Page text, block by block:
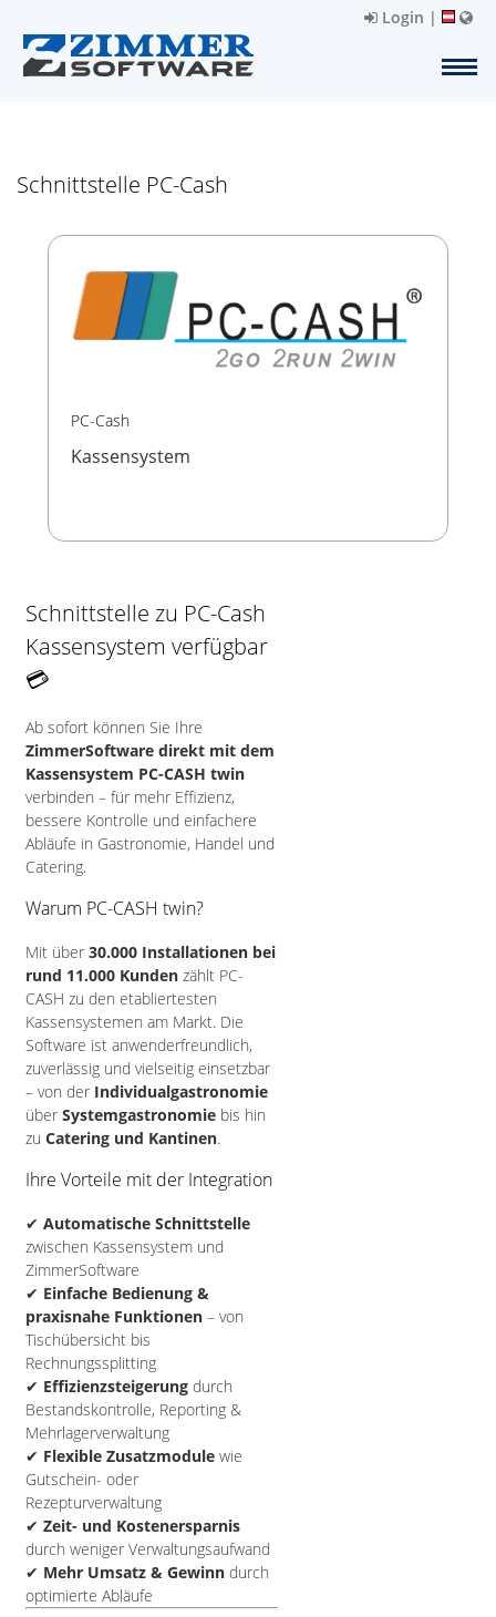
Login |
Schnittstelle PC-Cash
PC-Cash
Kassensystem
Schnittstelle zu PC-Cash
Kassensystem verfügbar
💳
Ab sofort können Sie Ihre
ZimmerSoftware direkt mit dem
Kassensystem PC-CASH twin
verbinden – für mehr Effizienz,
bessere Kontrolle und einfachere
Abläufe in Gastronomie, Handel und
Catering.
Warum PC-CASH twin?
Mit über 30.000 Installationen bei
rund 11.000 Kunden zählt PC-
CASH zu den etabliertesten
Kassensystemen am Markt. Die
Software ist anwenderfreundlich,
zuverlässig und vielseitig einsetzbar
– von der Individualgastronomie
über Systemgastronomie bis hin
zu Catering und Kantinen.
Ihre Vorteile mit der Integration
✔ Automatische Schnittstelle
zwischen Kassensystem und
ZimmerSoftware
✔ Einfache Bedienung &
praxisnahe Funktionen – von
Tischübersicht bis
Rechnungssplitting
✔ Effizienzsteigerung durch
Bestandskontrolle, Reporting &
Mehrlagerverwaltung
✔ Flexible Zusatzmodule wie
Gutschein- oder
Rezepturverwaltung
✔ Zeit- und Kostenersparnis
durch weniger Verwaltungsaufwand
✔ Mehr Umsatz & Gewinn durch
optimierte Abläufe